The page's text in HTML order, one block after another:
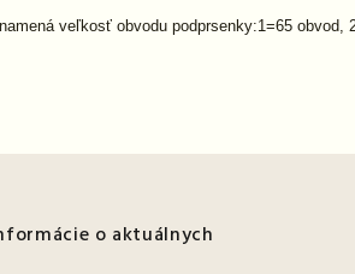
veľkosť obvodu podprsenky:1=65 obvod,
o aktuálnych